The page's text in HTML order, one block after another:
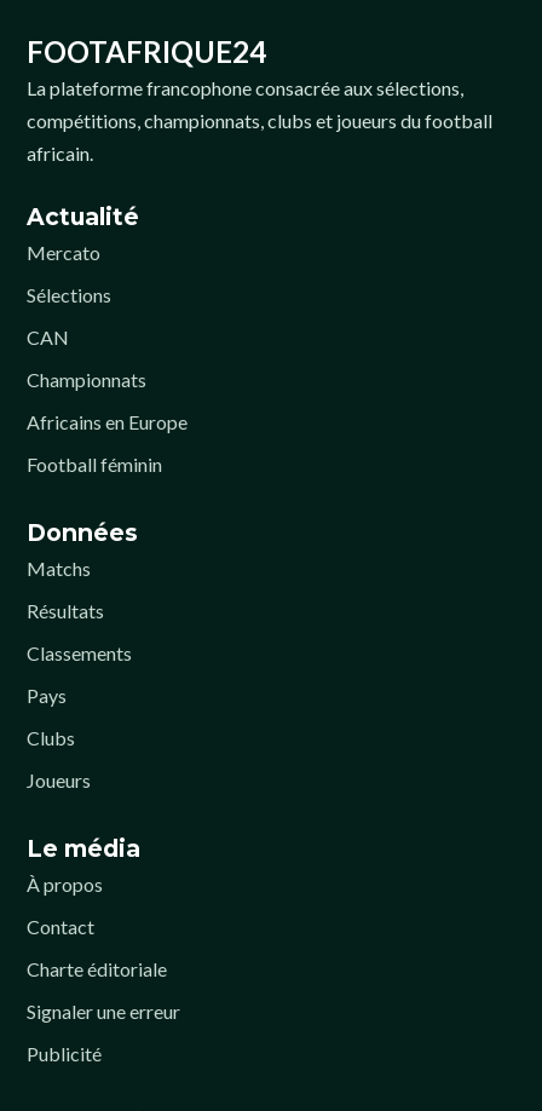
FOOTAFRIQUE24
La plateforme francophone consacrée aux sélections,
compétitions, championnats, clubs et joueurs du football
africain.
Actualité
Mercato
Sélections
CAN
Championnats
Africains en Europe
Football féminin
Données
Matchs
Résultats
Classements
Pays
Clubs
Joueurs
Le média
À propos
Contact
Charte éditoriale
Signaler une erreur
Publicité